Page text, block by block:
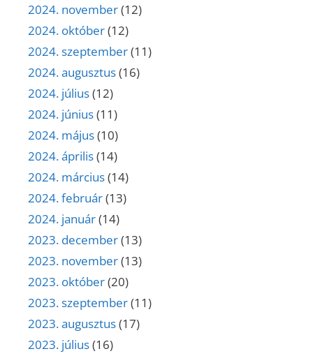
2024. november(12)
2024. október(12)
2024. szeptember(11)
2024. augusztus(16)
2024. július(12)
2024. június(11)
2024. május(10)
2024. április(14)
2024. március(14)
2024. február(13)
2024. január(14)
2023. december(13)
2023. november(13)
2023. október(20)
2023. szeptember(11)
2023. augusztus(17)
2023. július(16)